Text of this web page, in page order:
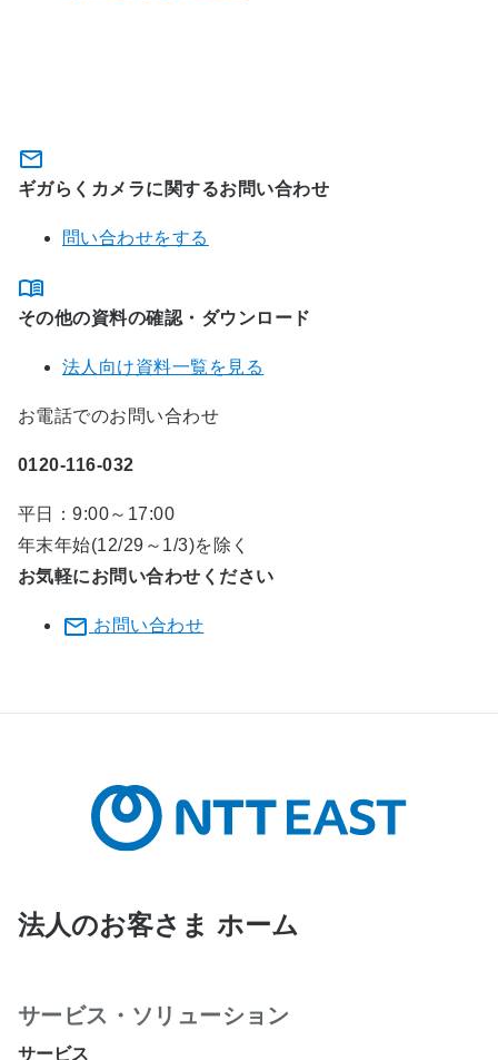
ギガらくカメラに関するお問い合わせ
問い合わせをする
その他の資料の確認・ダウンロード
法人向け資料一覧を見る
お電話でのお問い合わせ
0120-116-032
平日：9:00～17:00
年末年始(12/29～1/3)を除く
お気軽にお問い合わせください
お問い合わせ
法人のお客さま ホーム
サービス・ソリューション
サービス